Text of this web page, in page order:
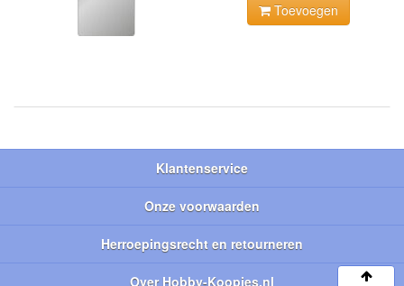
Toevoegen
Klantenservice
Onze voorwaarden
Herroepingsrecht en retourneren
Over Hobby-Koopjes.nl